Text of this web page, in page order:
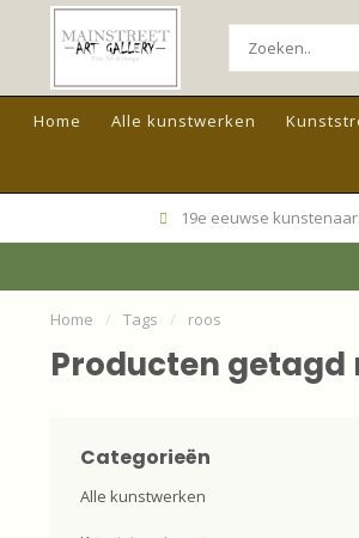
Home Alle kunstwerken
19e eeuwse
Home / Tags / roos
Producten getagd
Categorieën
Alle kunstwerken